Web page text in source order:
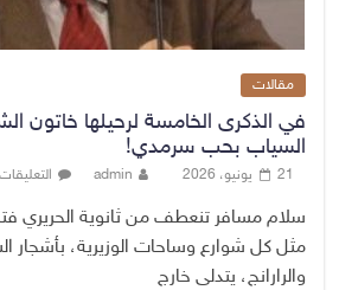
مقالات
في الذكرى الخامسة لرحيلها خاتون
السياب بحب سرمدي!
21 يونيو، 2026 admin التعليقات
سلام مسافر تنعطف من ثانوية الحريري
مثل كل شوارع وساحات الوزيرية، بأشجار
والرارانج، يتدلى خارج